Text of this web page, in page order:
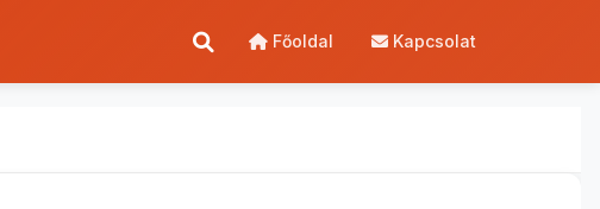
Főoldal Kapcsolat